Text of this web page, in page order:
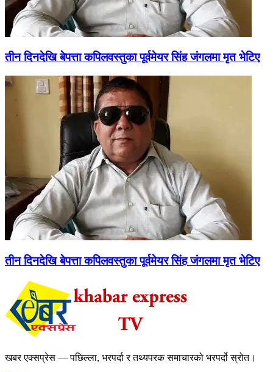
तीन दिनदेखि बेपत्ता कपिलवस्तुका पूर्वमेयर सिंह जंगलमा मृत भेटिए
तीन दिनदेखि बेपत्ता कपिलवस्तुका पूर्वमेयर सिंह जंगलमा मृत भेटिए
खबर एक्सप्रेस — पछिल्ला, भरपर्दा र तथ्यपरक समाचारको भरपर्दो स्रोत।